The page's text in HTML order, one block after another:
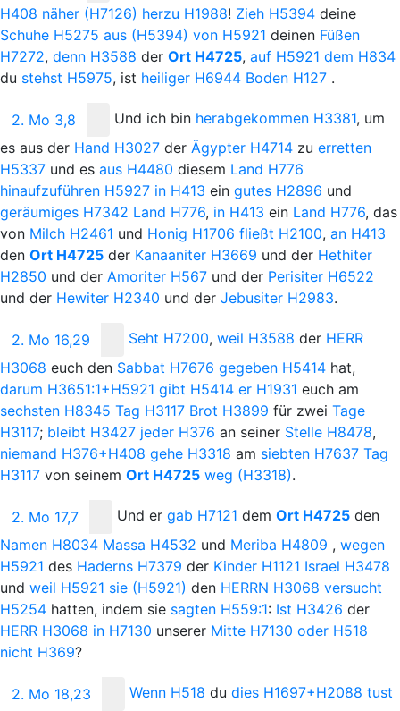
H408 näher (H7126) herzu H1988! Zieh H5394 deine
Schuhe H5275 aus (H5394) von H5921 deinen Füßen
H7272, denn H3588 der Ort H4725, auf H5921 dem H834
du stehst H5975, ist heiliger H6944 Boden H127 .
2. Mo 3,8 Und ich bin herabgekommen H3381, um
es aus der Hand H3027 der Ägypter H4714 zu erretten
H5337 und es aus H4480 diesem Land H776
hinaufzuführen H5927 in H413 ein gutes H2896 und
geräumiges H7342 Land H776, in H413 ein Land H776, das
von Milch H2461 und Honig H1706 fließt H2100, an H413
den Ort H4725 der Kanaaniter H3669 und der Hethiter
H2850 und der Amoriter H567 und der Perisiter H6522
und der Hewiter H2340 und der Jebusiter H2983.
2. Mo 16,29 Seht H7200, weil H3588 der HERR
H3068 euch den Sabbat H7676 gegeben H5414 hat,
darum H3651:1+H5921 gibt H5414 er H1931 euch am
sechsten H8345 Tag H3117 Brot H3899 für zwei Tage
H3117; bleibt H3427 jeder H376 an seiner Stelle H8478,
niemand H376+H408 gehe H3318 am siebten H7637 Tag
H3117 von seinem Ort H4725 weg (H3318).
2. Mo 17,7 Und er gab H7121 dem Ort H4725 den
Namen H8034 Massa H4532 und Meriba H4809 , wegen
H5921 des Haderns H7379 der Kinder H1121 Israel H3478
und weil H5921 sie (H5921) den HERRN H3068 versucht
H5254 hatten, indem sie sagten H559:1: Ist H3426 der
HERR H3068 in H7130 unserer Mitte H7130 oder H518
nicht H369?
2. Mo 18,23 Wenn H518 du dies H1697+H2088 tust